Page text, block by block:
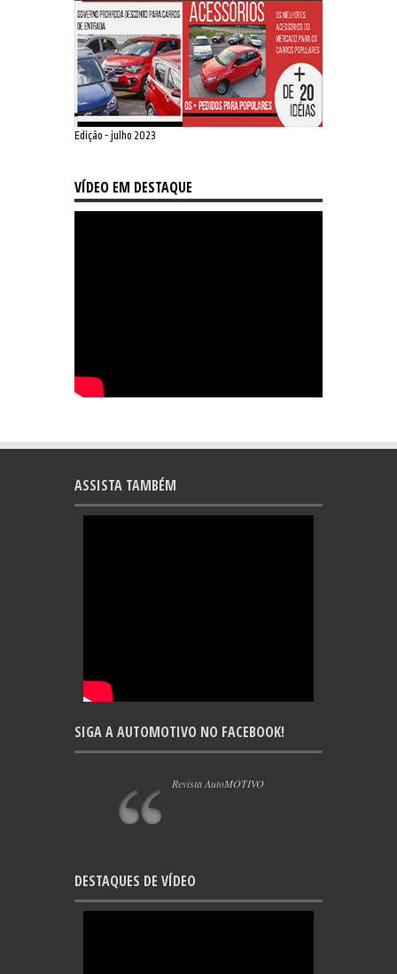
Edição - julho 2023
VÍDEO EM DESTAQUE
ASSISTA TAMBÉM
SIGA A AUTOMOTIVO NO FACEBOOK!
Revista AutoMOTIVO
DESTAQUES DE VÍDEO